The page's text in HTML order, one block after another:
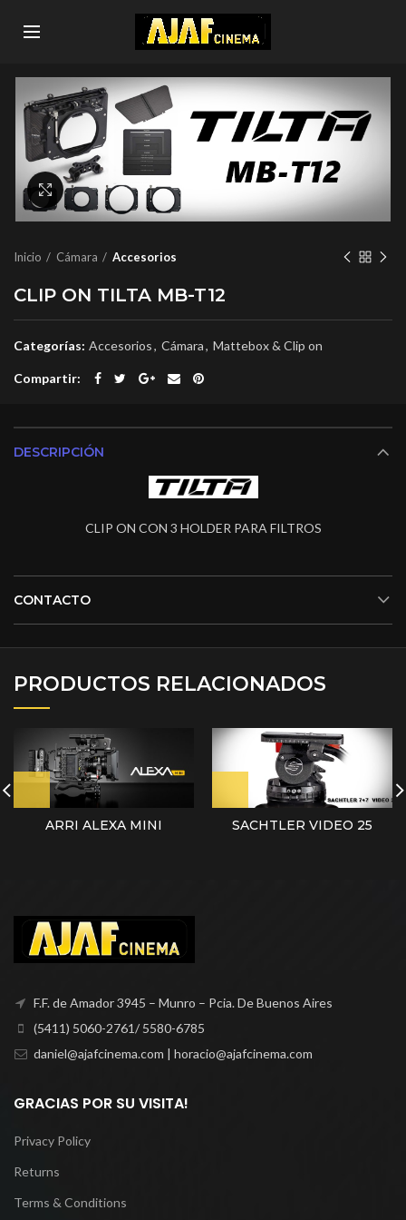
Click to enlarge
Inicio Cámara Accesorios
CLIP ON TILTA MB-T12
Categorías: Accesorios, Cámara, Mattebox & Clip on
Compartir
DESCRIPCIÓN
CLIP ON CON 3 HOLDER PARA FILTROS
CONTACTO
PRODUCTOS RELACIONADOS
ARRI ALEXA MINI SACHTLER VIDEO 25
F.F. de Amador 3945 – Munro – Pcia. De Buenos Aires
(5411) 5060-2761/ 5580-6785
daniel@ajafcinema.com | horacio@ajafcinema.com
GRACIAS POR SU VISITA!
Privacy Policy
Returns
Terms & Conditions